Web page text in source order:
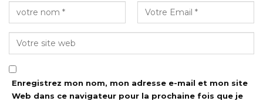
Enregistrez mon nom, mon adresse e-mail et mon site
Web dans ce navigateur pour la prochaine fois que je